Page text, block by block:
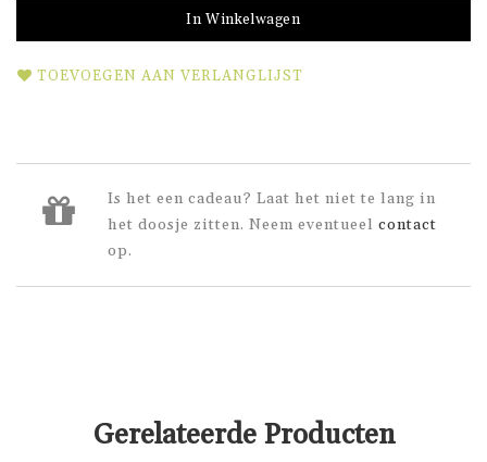
In Winkelwagen
TOEVOEGEN AAN VERLANGLIJST
Is het een cadeau? Laat het niet te lang in
het doosje zitten. Neem eventueel contact
op.
Gerelateerde Producten